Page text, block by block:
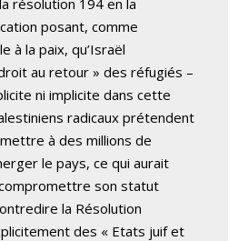
résolution 194 en la
posant, comme
à la paix, qu’Israël
au retour » des réfugiés –
ni implicite dans cette
radicaux prétendent
à des millions de
le pays, ce qui aurait
son statut
la Résolution
des « Etats juif et